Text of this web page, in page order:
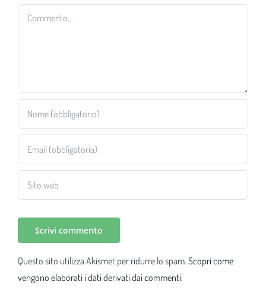
Commento
Questo sito utilizza Akismet per ridurre lo spam. Scopri come
vengono elaborati i dati derivati dai commenti.